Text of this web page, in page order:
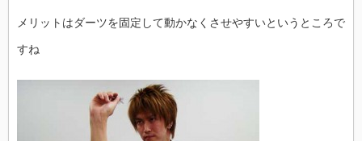
メリットはダーツを固定して動かなくさせやすいというところで
すね